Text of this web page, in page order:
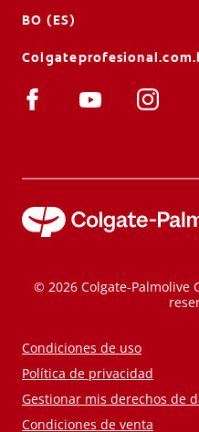
BO (ES)
© 2026 Colgate-Palmolive
Condiciones de uso
Política de privacidad
Gestionar mis derechos de
Condiciones de venta